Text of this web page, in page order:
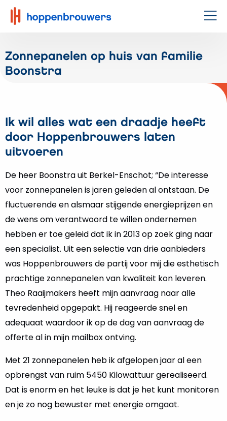
Hoppenbrouwers
|
techniek
leeft
Zonnepanelen op huis van familie
Boonstra
Ik wil alles wat een draadje heeft
door Hoppenbrouwers laten
uitvoeren
De heer Boonstra uit Berkel-Enschot; “De interesse
voor zonnepanelen is jaren geleden al ontstaan. De
fluctuerende en alsmaar stijgende energieprijzen en
de wens om verantwoord te willen ondernemen
hebben er toe geleid dat ik in 2013 op zoek ging naar
een specialist. Uit een selectie van drie aanbieders
was Hoppenbrouwers de partij voor mij die esthetisch
prachtige zonnepanelen van kwaliteit kon leveren.
Theo Raaijmakers heeft mijn aanvraag naar alle
tevredenheid opgepakt. Hij reageerde snel en
adequaat waardoor ik op de dag van aanvraag de
offerte al in mijn mailbox ontving.
Met 21 zonnepanelen heb ik afgelopen jaar al een
opbrengst van ruim 5450 Kilowattuur gerealiseerd.
Dat is enorm en het leuke is dat je het kunt monitoren
en je zo nog bewuster met energie omgaat.